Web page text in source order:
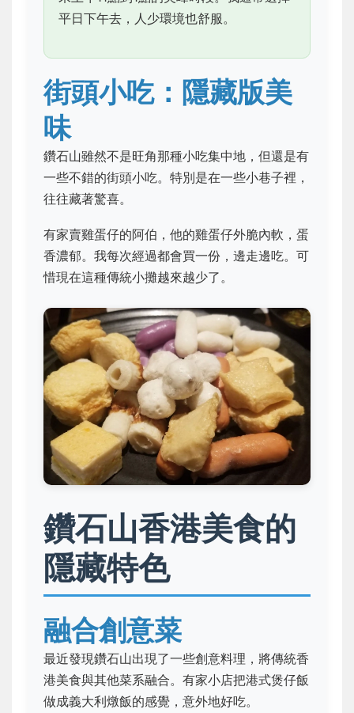
平日下午去，人少環境也舒服。
街頭小吃：隱藏版美
味
鑽石山雖然不是旺角那種小吃集中地，但還是有
一些不錯的街頭小吃。特別是在一些小巷子裡，
往往藏著驚喜。
有家賣雞蛋仔的阿伯，他的雞蛋仔外脆內軟，蛋
香濃郁。我每次經過都會買一份，邊走邊吃。可
惜現在這種傳統小攤越來越少了。
鑽石山香港美食的
隱藏特色
融合創意菜
最近發現鑽石山出現了一些創意料理，將傳統香
港美食與其他菜系融合。有家小店把港式煲仔飯
做成義大利燉飯的感覺，意外地好吃。